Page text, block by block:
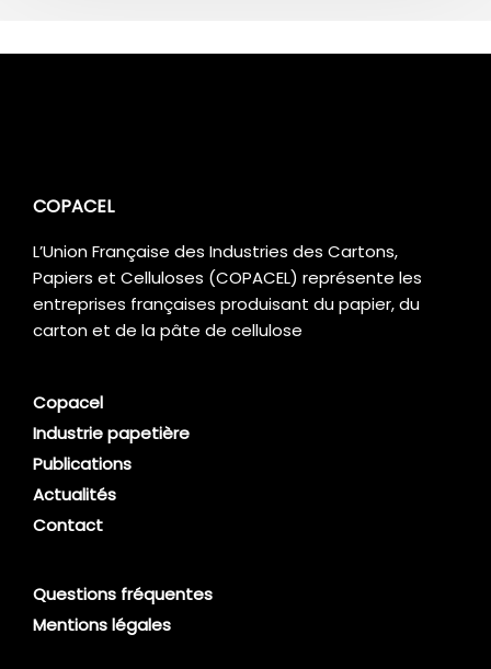
COPACEL
L’Union Française des Industries des Cartons,
Papiers et Celluloses (COPACEL) représente les
entreprises françaises produisant du papier, du
carton et de la pâte de cellulose
Copacel
Industrie papetière
Publications
Actualités
Contact
Questions fréquentes
Mentions légales